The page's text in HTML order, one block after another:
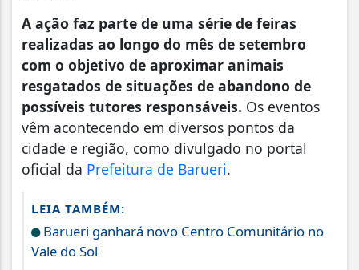
A ação faz parte de uma série de feiras
realizadas ao longo do mês de setembro
com o objetivo de aproximar animais
resgatados de situações de abandono de
possíveis tutores responsáveis. Os eventos
vêm acontecendo em diversos pontos da
cidade e região, como divulgado no portal
oficial da Prefeitura de Barueri.
LEIA TAMBÉM:
Barueri ganhará novo Centro Comunitário no
Vale do Sol